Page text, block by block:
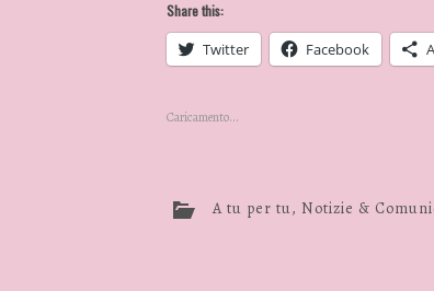
Share this:
Twitter Facebook
Caricamento...
A tu per tu, Notizie &